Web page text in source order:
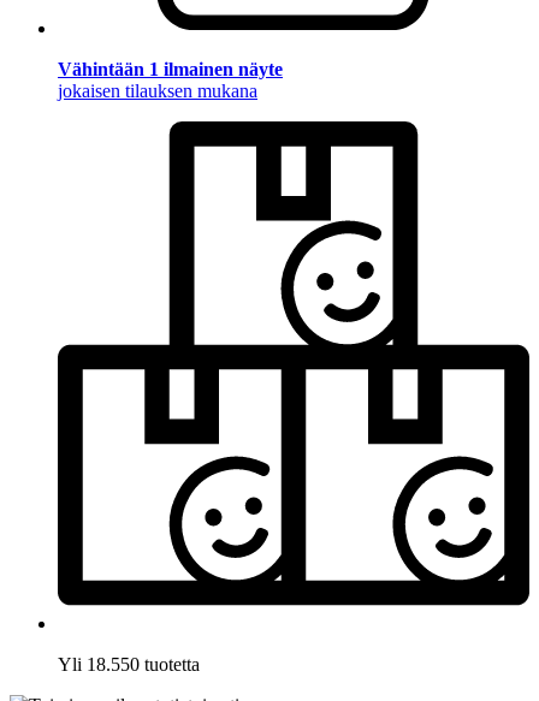
Vähintään 1 ilmainen näyte
jokaisen tilauksen mukana
Yli 18.550 tuotetta